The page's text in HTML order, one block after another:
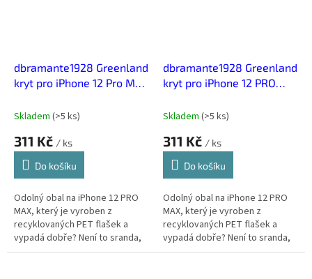
dbramante1928 Greenland
kryt pro iPhone 12 Pro Max
Skladem (>5 ks)
311 Kč / ks
Do košíku
Odolný obal na iPhone 12 PRO
MAX, který je vyroben z
recyklovaných PET flašek a
vypadá dobře? Není to sranda,
dánská značka dbramante1928
dbramante1928 Greenland
kryt pro iPhone 12 PRO
Skladem (>5 ks)
311 Kč / ks
Do košíku
Odolný obal na iPhone 12 PRO
MAX, který je vyroben z
recyklovaných PET flašek a
vypadá dobře? Není to sranda,
dánská značka dbramante1928